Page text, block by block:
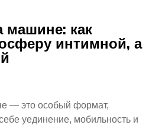
машине: как
интимной, а
— это особый формат,
уединение, мобильность и